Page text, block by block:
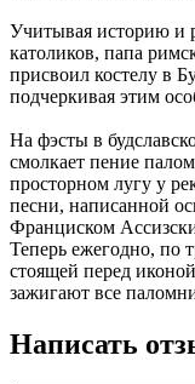
Учитывая историю и
католиков, папа
присвоил костелу в
подчеркивая этим
На фэсты в
смолкает пение
просторном лугу у
песни, написанной
Франциском
Теперь ежегодно, по
стоящей перед
зажигают все
Написать